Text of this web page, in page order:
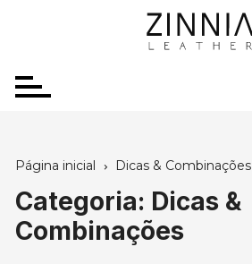
conteúdo
Página inicial Dicas & Combinações
Categoria: Dicas &
Combinações